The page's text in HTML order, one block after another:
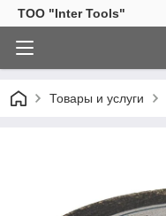
ТОО "Inter Tools"
Товары и услуги